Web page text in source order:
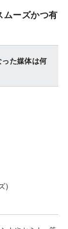
ムーズかつ有
た媒体は何
)